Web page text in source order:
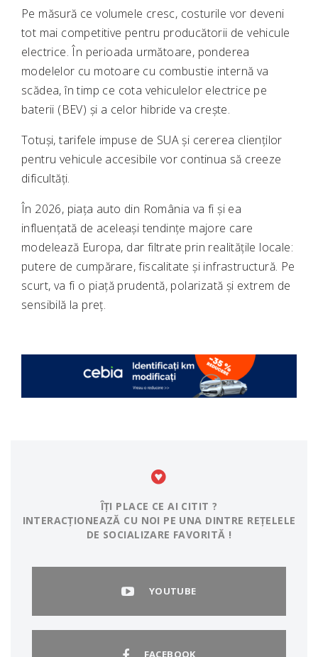
Pe măsură ce volumele cresc, costurile vor deveni
tot mai competitive pentru producătorii de vehicule
electrice. În perioada următoare, ponderea
modelelor cu motoare cu combustie internă va
scădea, în timp ce cota vehiculelor electrice pe
baterii (BEV) și a celor hibride va crește.
Totuși, tarifele impuse de SUA și cererea clienților
pentru vehicule accesibile vor continua să creeze
dificultăți.
În 2026, piața auto din România va fi și ea
influențată de aceleași tendințe majore care
modelează Europa, dar filtrate prin realitățile locale:
putere de cumpărare, fiscalitate și infrastructură. Pe
scurt, va fi o piață prudentă, polarizată și extrem de
sensibilă la preț.
ÎȚI PLACE CE AI CITIT ?
INTERACȚIONEAZĂ CU NOI PE UNA DINTRE REȚELELE
DE SOCIALIZARE FAVORITĂ !
YOUTUBE
FACEBOOK